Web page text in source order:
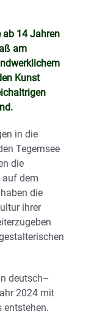
14 Jahren
am
Kunst
in die
Tegernsee
die
auf dem
die
ihrer
deutsch–
2024 mit
entstehen.